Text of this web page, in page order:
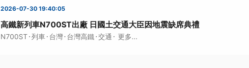
2026-07-30 19:40:05
高鐵新列車N700ST出廠 日國土交通大臣因地震缺席典禮
N700ST·列車· 台灣· 台灣高鐵 ·交通 · 更多...